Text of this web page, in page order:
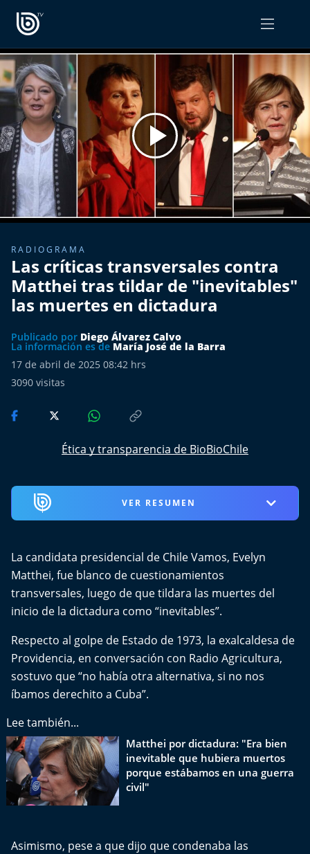
PROGRAMAS
Radiograma
Expreso Bío Bío
Podría Ser Peor
La Entrevista de Tomás Mosciatti
Entrevistas BioBioTV
Comentarios de Tomás Mosciatti
Más de Ti Podcast
Realizadores
Retropop
De Plato en Plato
Los Inestables
Más de 100 Días
Tu Mereces Ser Feliz
Efemérides
Cultura y Espectáculos
Deportes
Conexión Digital
La Ruta del Pulsar
Psicología Abierta
Impacto Tecnológico
OPINIÓN
PODCAST RADIOGRAMA
RADIOGRAMA
Las críticas transversales contra
Matthei tras tildar de "inevitables"
las muertes en dictadura
Publicado por Diego Álvarez Calvo
La información es de María José de la Barra
17 de abril de 2025 08:42 hrs
3090 visitas
Ética y transparencia de BioBioChile
VER RESUMEN
La candidata presidencial de Chile Vamos, Evelyn
Matthei, fue blanco de cuestionamientos
transversales, luego de que tildara las muertes del
inicio de la dictadura como “inevitables”.
Respecto al golpe de Estado de 1973, la exalcaldesa de
Providencia, en conversación con Radio Agricultura,
sostuvo que “no había otra alternativa, si no nos
íbamos derechito a Cuba”.
Lee también...
Matthei por dictadura: "Era bien
inevitable que hubiera muertos
porque estábamos en una guerra
civil"
Asimismo, pese a que dijo que condenaba las